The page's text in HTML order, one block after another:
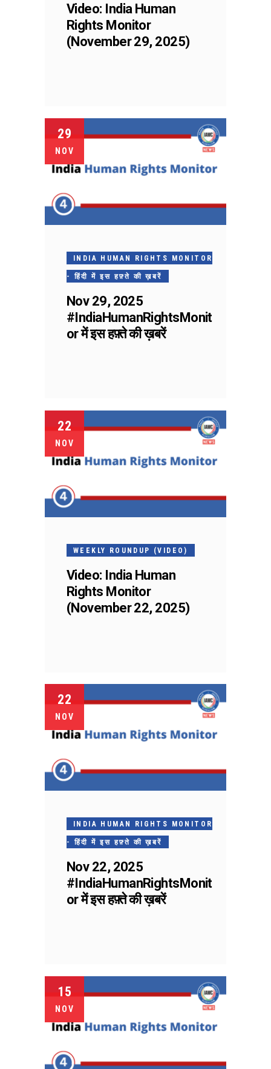
Video: India Human
Rights Monitor
(November 29, 2025)
29
NOV
INDIA HUMAN RIGHTS MONITOR
- हिंदी में इस हफ़्ते की ख़बरें
Nov 29, 2025
#IndiaHumanRightsMonit
or में इस हफ़्ते की ख़बरें
22
NOV
WEEKLY ROUNDUP (VIDEO)
Video: India Human
Rights Monitor
(November 22, 2025)
22
NOV
INDIA HUMAN RIGHTS MONITOR
- हिंदी में इस हफ़्ते की ख़बरें
Nov 22, 2025
#IndiaHumanRightsMonit
or में इस हफ़्ते की ख़बरें
15
NOV